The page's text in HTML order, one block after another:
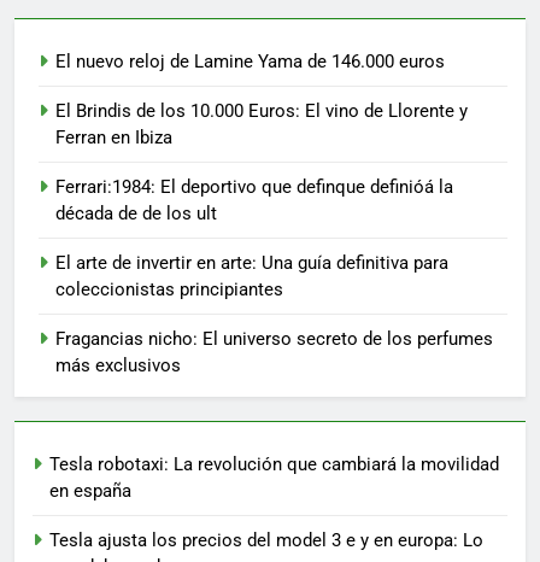
El nuevo reloj de Lamine Yama de 146.000 euros
El Brindis de los 10.000 Euros: El vino de Llorente y
Ferran en Ibiza
Ferrari:1984: El deportivo que definque definióá la
década de de los ult
El arte de invertir en arte: Una guía definitiva para
coleccionistas principiantes
Fragancias nicho: El universo secreto de los perfumes
más exclusivos
Tesla robotaxi: La revolución que cambiará la movilidad
en españa
Tesla ajusta los precios del model 3 e y en europa: Lo